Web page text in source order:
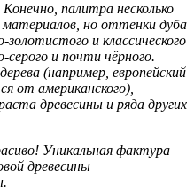
палитра несколько
но оттенки дуба
и классического
серого и почти чёрного.
(например, европейский
от американского),
древесины и ряда других
Уникальная фактура
древесины —